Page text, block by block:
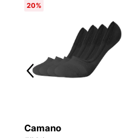
20%
Camano